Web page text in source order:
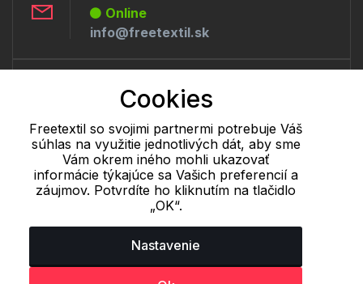
Online
info@freetextil.sk
Offline
+421 277 270 056
Cookie - podrobné nastavenie| Ďalšie informácie|Spracovanie
osobných údajov
Cookies
Freetextil so svojimi partnermi potrebuje Váš
súhlas na využitie jednotlivých dát, aby sme
Vám okrem iného mohli ukazovať
informácie týkajúce sa Vašich preferencií a
záujmov. Potvrdíte ho kliknutím na tlačidlo
„OK“.
Nastavenie